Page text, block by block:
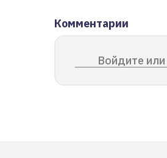
Комментарии
Войдите или